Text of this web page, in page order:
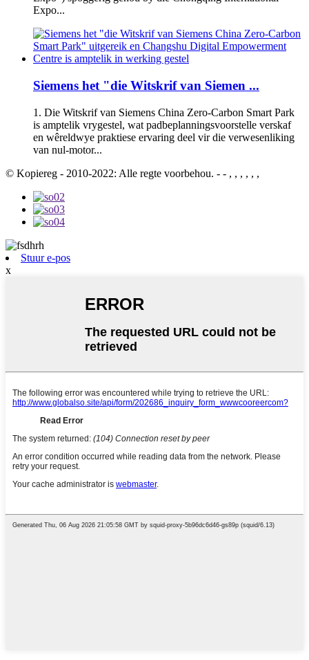
Expo...
Siemens het "die Witskrif van Siemen ...
1. Die Witskrif van Siemens China Zero-Carbon Smart Park
is amptelik vrygestel, wat padbeplanningsvoorstelle verskaf
en wêreldwye praktiese ervaring deel vir die verwesenliking
van nul-motor...
© Kopiereg - 2010-2022: Alle regte voorbehou. - - , , , , , ,
Stuur e-pos
x